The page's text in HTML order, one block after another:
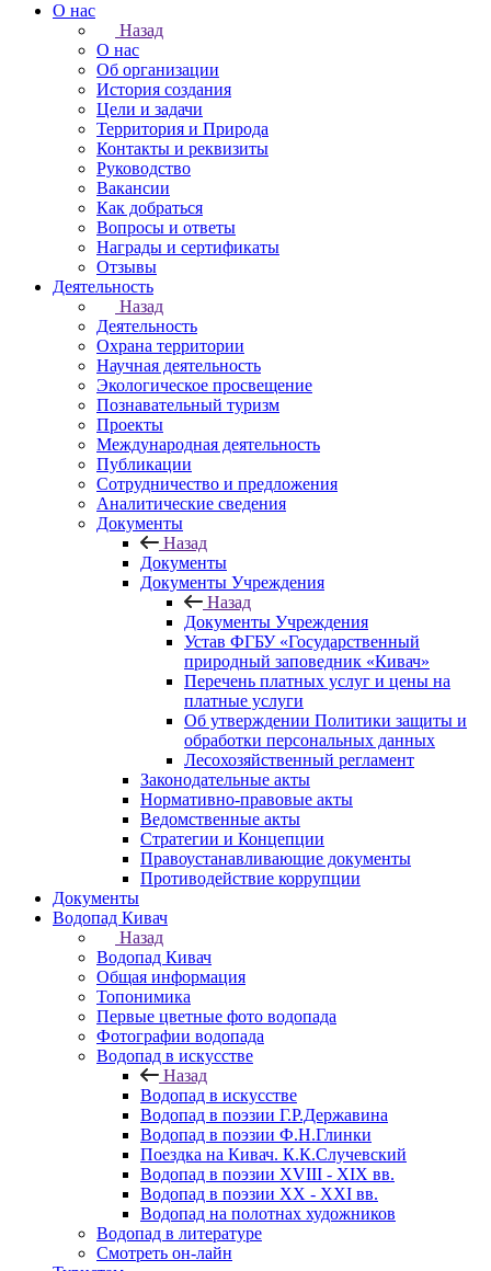
О нас
Назад
О нас
Об организации
История создания
Цели и задачи
Территория и Природа
Контакты и реквизиты
Руководство
Вакансии
Как добраться
Вопросы и ответы
Награды и сертификаты
Отзывы
Деятельность
Назад
Деятельность
Охрана территории
Научная деятельность
Экологическое просвещение
Познавательный туризм
Проекты
Международная деятельность
Публикации
Сотрудничество и предложения
Аналитические сведения
Документы
Назад
Документы
Документы Учреждения
Назад
Документы Учреждения
Устав ФГБУ «Государственный
природный заповедник «Кивач»
Перечень платных услуг и цены на
платные услуги
Об утверждении Политики защиты и
обработки персональных данных
Лесохозяйственный регламент
Законодательные акты
Нормативно-правовые акты
Ведомственные акты
Стратегии и Концепции
Правоустанавливающие документы
Противодействие коррупции
Документы
Водопад Кивач
Назад
Водопад Кивач
Общая информация
Топонимика
Первые цветные фото водопада
Фотографии водопада
Водопад в искусстве
Назад
Водопад в искусстве
Водопад в поэзии Г.Р.Державина
Водопад в поэзии Ф.Н.Глинки
Поездка на Кивач. К.К.Случевский
Водопад в поэзии XVIII - XIX вв.
Водопад в поэзии XX - XXI вв.
Водопад на полотнах художников
Водопад в литературе
Смотреть он-лайн